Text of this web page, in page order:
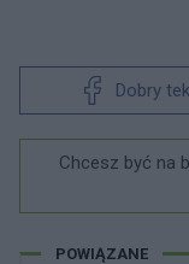
Dobry
Chcesz być na
POWIĄZANE